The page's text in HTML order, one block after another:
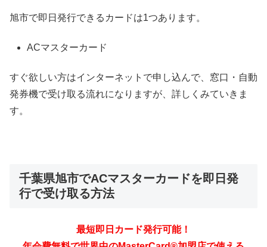
旭市で即日発行できるカードは1つあります。
ACマスターカード
すぐ欲しい方はインターネットで申し込んで、窓口・自動
発券機で受け取る流れになりますが、詳しくみていきま
す。
千葉県旭市でACマスターカードを即日発
行で受け取る方法